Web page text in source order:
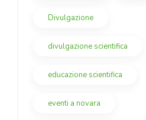
Divulgazione
divulgazione scientifica
educazione scientifica
eventi a novara